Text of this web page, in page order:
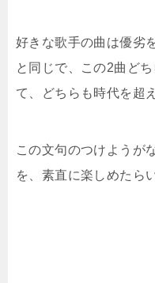
好きな歌手の曲は優劣
と同じで、この2曲ど
て、どちらも時代を超
この文句のつけようが
を、素直に楽しめたら